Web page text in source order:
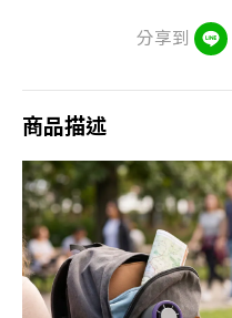
分享到
商品描述